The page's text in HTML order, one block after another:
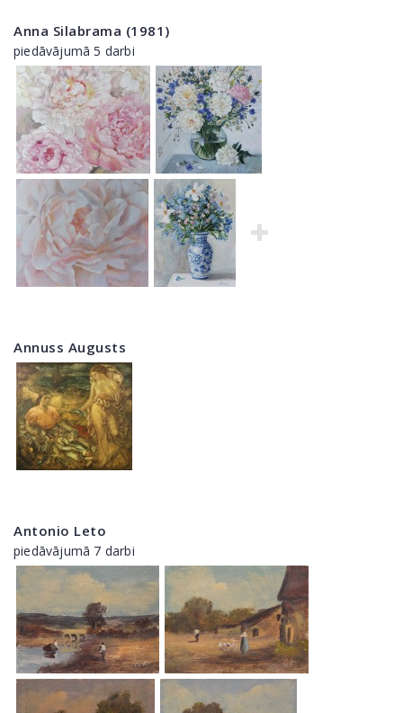
Anna Silabrama (1981)
piedāvājumā 5 darbi
Annuss Augusts
Antonio Leto
piedāvājumā 7 darbi